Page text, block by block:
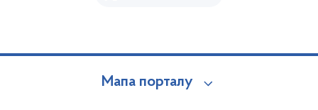
Мапа порталу